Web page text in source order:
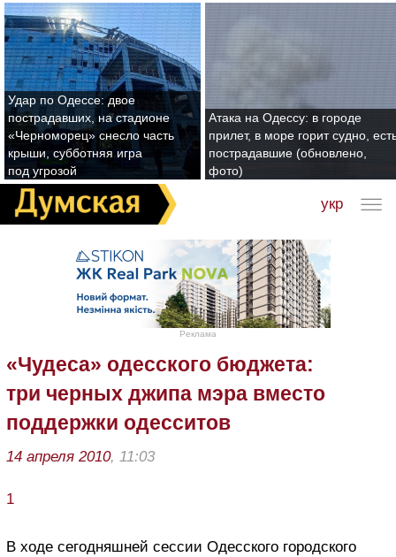
Удар по Одессе: двое
пострадавших, на стадионе
«Черноморец» снесло часть
крыши, субботняя игра
под угрозой
Атака на Одессу: в городе
прилет, в море горит судно,
пострадавшие (обновлено,
фото)
укр
Реклама
«Чудеса» одесского бюджета:
три черных джипа мэра вместо
поддержки одесситов
14 апреля 2010, 11:03
1
В ходе сегодняшней сессии Одесского городского